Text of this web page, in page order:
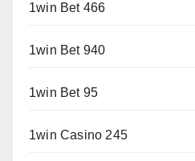
1win Bet 466
1win Bet 940
1win Bet 95
1win Casino 245